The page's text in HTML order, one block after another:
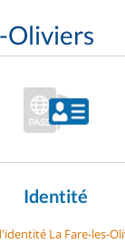
Oliviers
Identité
La Fare-les-